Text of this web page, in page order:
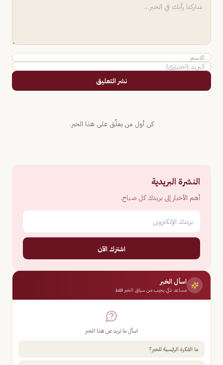
نشر التعليق
كن أول من يعلّق على هذا الخبر.
النشرة البريدية
أهم الأخبار إلى بريدك كل صباح.
اشترك الآن
اسأل الخبر
مساعد ذكي يجيب من سياق الخبر فقط
اسأل ما تريد عن هذا الخبر
ما الفكرة الرئيسية للخبر؟